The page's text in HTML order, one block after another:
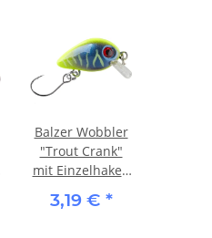
Balzer Wobbler
"Trout Crank"
mit Einzelhaken
3,19 € *